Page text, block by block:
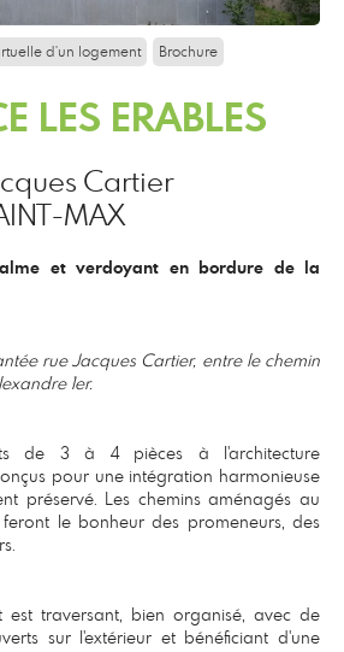
d'un logement Brochure
LES ERABLES
Cartier
MAX
et verdoyant en bordure de la
rue Jacques Cartier, entre le chemin
1er.
de 3 à 4 pièces à l'architecture
pour une intégration harmonieuse
préservé. Les chemins aménagés au
le bonheur des promeneurs, des
est traversant, bien organisé, avec de
sur l'extérieur et bénéficiant d'une